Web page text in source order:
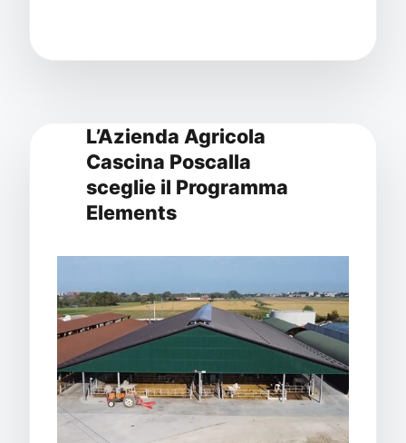
L’Azienda Agricola
Cascina Poscalla
sceglie il Programma
Elements